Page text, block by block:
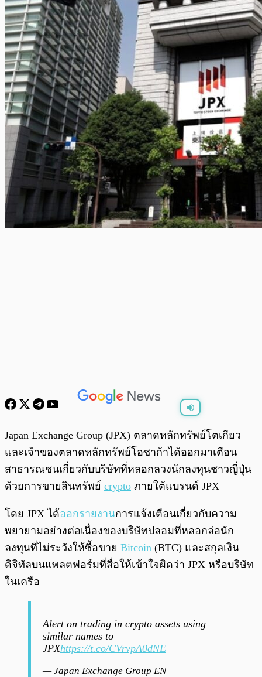
0:00/ 0:00
Japan Exchange Group (JPX) ตลาดหลักทรัพย์โตเกียว
และเจ้าของตลาดหลักทรัพย์โอซาก้าได้ออกมาเตือน
สาธารณชนเกี่ยวกับบริษัทที่หลอกลวงนักลงทุนชาวญี่ปุ่น
ด้วยการขายสินทรัพย์ crypto ภายใต้แบรนด์ JPX
โดย JPX ได้ออกรายงานการแจ้งเตือนเกี่ยวกับความ
พยายามอย่างต่อเนื่องของบริษัทปลอมที่หลอกล่อนัก
ลงทุนที่ไม่ระวังให้ซื้อขาย Bitcoin (BTC) และสกุลเงิน
ดิจิทัลบนแพลตฟอร์มที่สื่อให้เข้าใจผิดว่า JPX หรือบริษัท
ในเครือ
Alert on trading in crypto assets using
similar names to
JPXhttps://t.co/CVrvpA0dNE
— Japan Exchange Group EN